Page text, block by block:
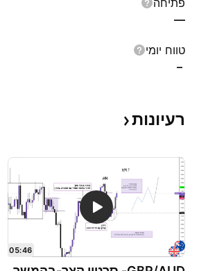
פתיחה
—
טווח יומי
–
רעיונות
05:46